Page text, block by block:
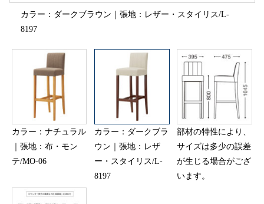
カラー：ダークブラウン｜張地：レザー・スタイリス/L-
8197
カラー：ナチュラル
｜張地：布・モン
テ/MO-06
カラー：ダークブラ
ウン｜張地：レザ
ー・スタイリス/L-
8197
部材の特性により、
サイズは多少の誤差
が生じる場合がござ
います。